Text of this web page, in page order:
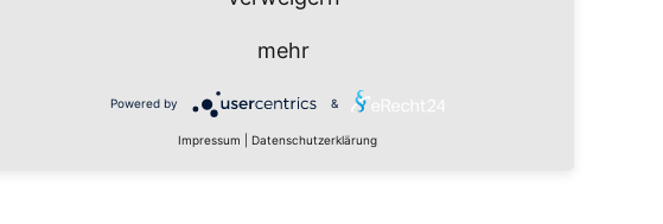
mehr
Powered by &
Impressum Datenschutzerklärung